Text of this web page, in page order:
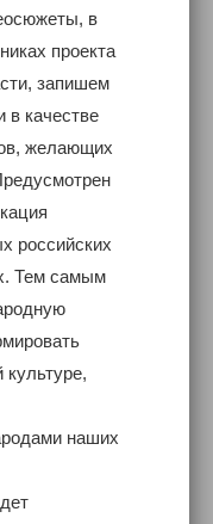
в
проекта
запишем
в качестве
желающих
российских
Тем самым
культуре,
наших